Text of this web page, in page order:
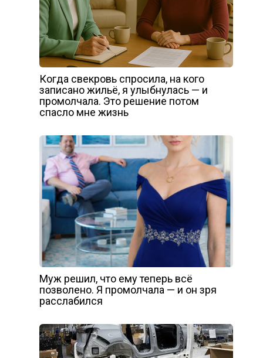
Когда свекровь спросила, на кого
записано жильё, я улыбнулась — и
промолчала. Это решение потом
спасло мне жизнь
Муж решил, что ему теперь всё
позволено. Я промолчала — и он зря
расслабился